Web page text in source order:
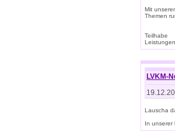
Mit
Themen
Teilhabe
LVKM-
Lauscha
In unserer